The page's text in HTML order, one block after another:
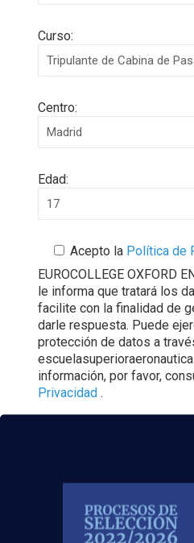
Curso:
Centro:
Edad:
Acepto laPolítica de
EUROCOLLEGE OXFORD
le informa que tratará los
facilite con la finalidad de
darle respuesta. Puede
protección de datos a
información, por favor,
Privacidad .